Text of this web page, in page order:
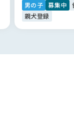
迷いました。大
てきて、口コミも
もとても参考に
男の子 募集中
親犬登録